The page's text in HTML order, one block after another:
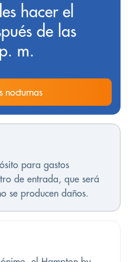
hacer el
de las
m.
nocturnas
para gastos
de entrada, que será
se producen daños.